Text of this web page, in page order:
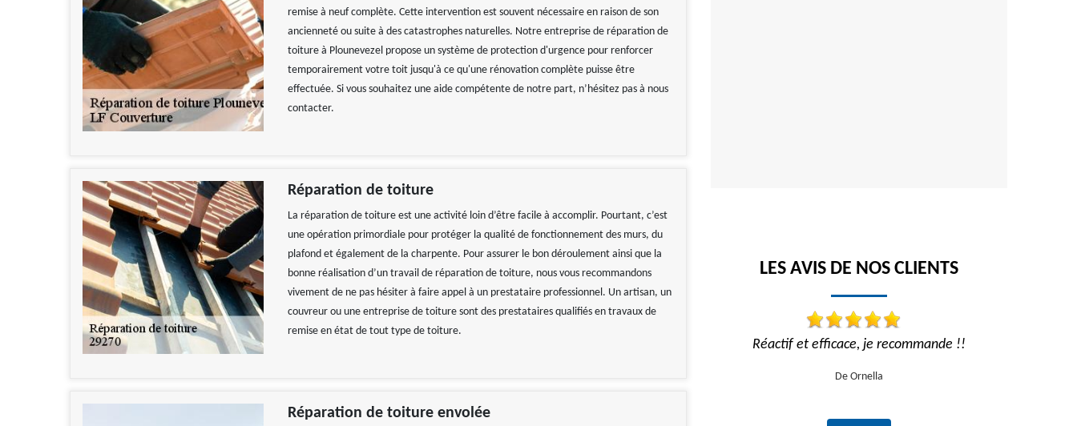
remise à neuf complète. Cette intervention est souvent nécessaire en raison de son
ancienneté ou suite à des catastrophes naturelles. Notre entreprise de réparation de
toiture à Plounevezel propose un système de protection d'urgence pour renforcer
temporairement votre toit jusqu'à ce qu'une rénovation complète puisse être
effectuée. Si vous souhaitez une aide compétente de notre part, n’hésitez pas à nous
contacter.
Réparation de toiture
La réparation de toiture est une activité loin d’être facile à accomplir. Pourtant, c’est
une opération primordiale pour protéger la qualité de fonctionnement des murs, du
plafond et également de la charpente. Pour assurer le bon déroulement ainsi que la
bonne réalisation d’un travail de réparation de toiture, nous vous recommandons
vivement de ne pas hésiter à faire appel à un prestataire professionnel. Un artisan, un
couvreur ou une entreprise de toiture sont des prestataires qualifiés en travaux de
remise en état de tout type de toiture.
Réparation de toiture envolée
LES AVIS DE NOS CLIENTS
Réactif et efficace, je recommande !!
De Ornella